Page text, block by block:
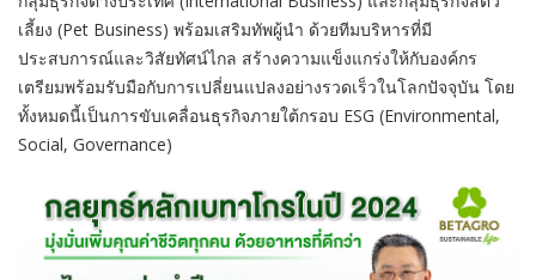
เลี้ยง (Pet Business) พร้อมเสริมทัพผู้นำ ด้วยทีมบริหารที่มี
ประสบการณ์และวิสัยทัศน์ไกล สร้างความแข็งแกร่งให้กับองค์กร
เตรียมพร้อมรับมือกับการเปลี่ยนแปลงอย่างรวดเร็วในโลกปัจจุบัน โดย
ทั้งหมดนี้เป็นการขับเคลื่อนธุรกิจภายใต้กรอบ ESG (Environmental,
Social, Governance)